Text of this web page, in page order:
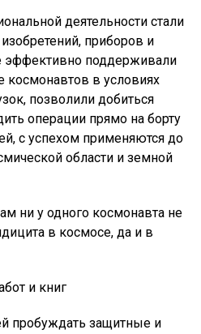
деятельности стали
приборов и
эффективно поддерживали
космонавтов в условиях
позволили добиться
операции прямо на борту
с успехом применяются до
области и земной
ни у одного космонавта не
в космосе, да и в
и книг
пробуждать защитные и